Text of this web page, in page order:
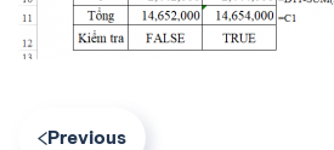
Previous